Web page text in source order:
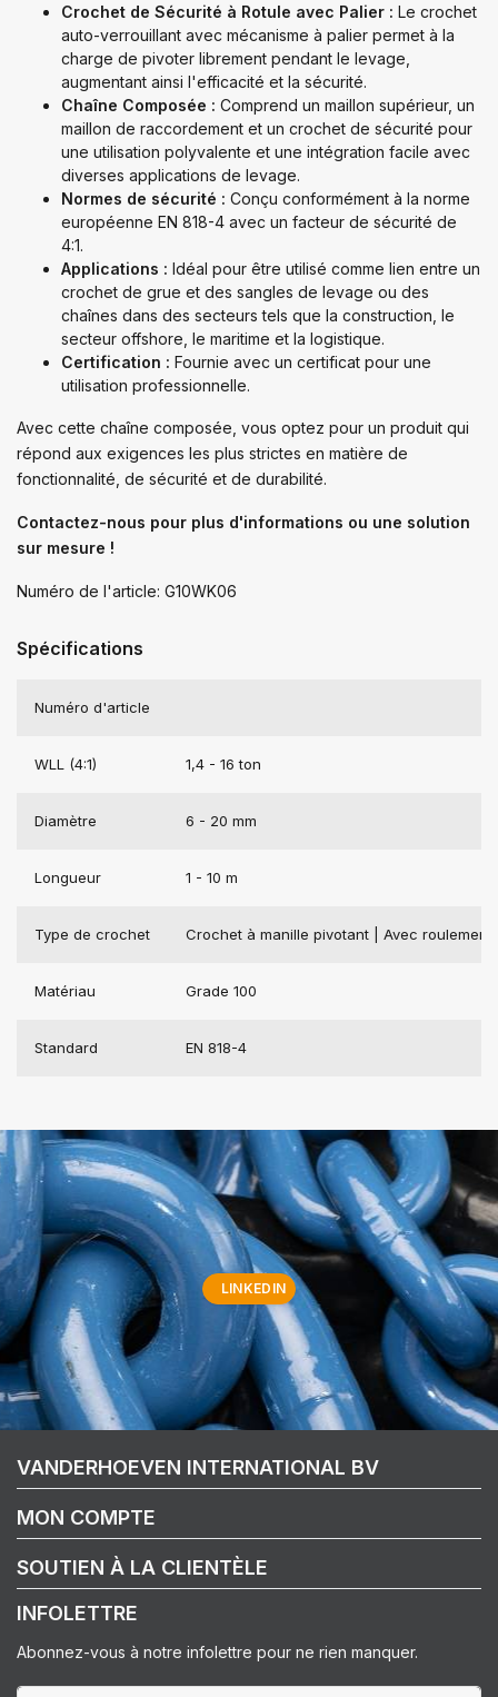
Crochet de Sécurité à Rotule avec Palier : Le crochet
auto-verrouillant avec mécanisme à palier permet à la
charge de pivoter librement pendant le levage,
augmentant ainsi l'efficacité et la sécurité.
Chaîne Composée : Comprend un maillon supérieur, un
maillon de raccordement et un crochet de sécurité pour
une utilisation polyvalente et une intégration facile avec
diverses applications de levage.
Normes de sécurité : Conçu conformément à la norme
européenne EN 818-4 avec un facteur de sécurité de
4:1.
Applications : Idéal pour être utilisé comme lien entre un
crochet de grue et des sangles de levage ou des
chaînes dans des secteurs tels que la construction, le
secteur offshore, le maritime et la logistique.
Certification : Fournie avec un certificat pour une
utilisation professionnelle.
Avec cette chaîne composée, vous optez pour un produit qui
répond aux exigences les plus strictes en matière de
fonctionnalité, de sécurité et de durabilité.
Contactez-nous pour plus d'informations ou une solution
sur mesure !
Numéro de l'article: G10WK06
Spécifications
Numéro d'article
WLL (4:1) 1,4 - 16 ton
Diamètre 6 - 20 mm
Longueur 1 - 10 m
Type de crochet Crochet à manille pivotant | Avec roulement
Matériau Grade 100
Standard EN 818-4
LINKEDIN
VANDERHOEVEN INTERNATIONAL BV
MON COMPTE
SOUTIEN À LA CLIENTÈLE
INFOLETTRE
Abonnez-vous à notre infolettre pour ne rien manquer.